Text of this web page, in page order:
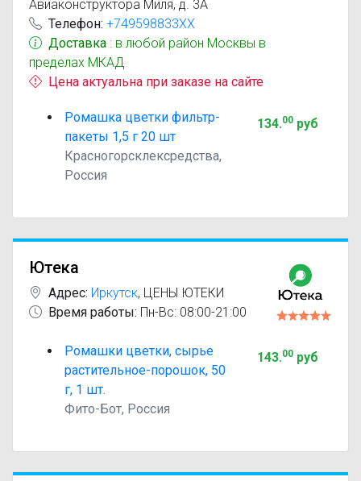
Авиаконструктора Миля, д. 3А
Телефон: +749598833XX
Доставка : в любой район Москвы в
пределах МКАД
Цена актуальна при заказе на сайте
Ромашка цветки фильтр-
пакеты 1,5 г 20 шт
Красногорсклексредства,
Россия
134.00руб
Ютека
Адрес: Иркутск, ЦЕНЫ ЮТЕКИ
Время работы: Пн-Вс: 08:00-21:00
Ромашки цветки, сырье
растительное-порошок, 50
г, 1 шт.
Фито-Бот, Россия
143.00руб